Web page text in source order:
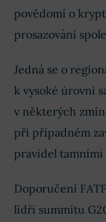
povědomí o
prosazování
Jedná se o
k vysoké úrovni
v některých
při případném
pravidel tamními
Doporučení
lídři summitu